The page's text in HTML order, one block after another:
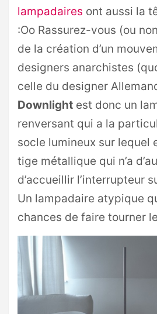
lampadaires ont aussi la
:Oo Rassurez-vous (ou
de la création d’un
designers anarchistes
celle du designer
Downlight est donc un
renversant qui a la
socle lumineux sur lequel
tige métallique qui n’a
d’accueillir l’interrupteur
Un lampadaire atypique
chances de faire tourner